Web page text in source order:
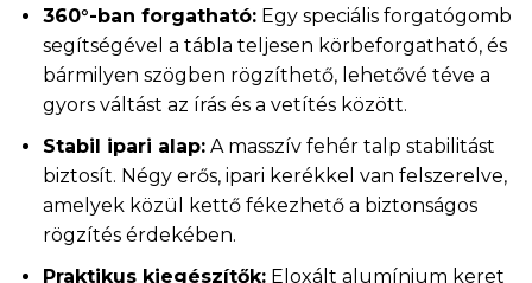
360°-ban forgatható:Egy speciális forgatógomb
segítségével a tábla teljesen körbeforgatható, és
bármilyen szögben rögzíthető, lehetővé téve a
gyors váltást az írás és a vetítés között.
Stabil ipari alap:A masszív fehér talp stabilitást
biztosít. Négy erős, ipari kerékkel van felszerelve,
amelyek közül kettő fékezhető a biztonságos
rögzítés érdekében.
Praktikus kiegészítők:Eloxált alumínium keret